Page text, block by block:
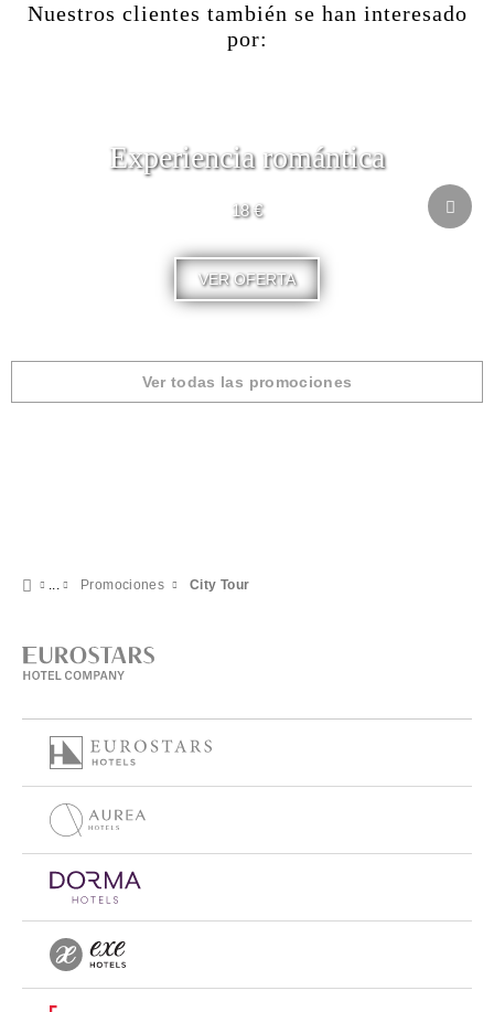
Nuestros clientes también se han interesado
por:
Experiencia romántica
18 €
VER OFERTA
Ver todas las promociones
Promociones City Tour